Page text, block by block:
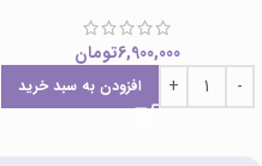
6,900,000تومان
افزودن به سبد خرید